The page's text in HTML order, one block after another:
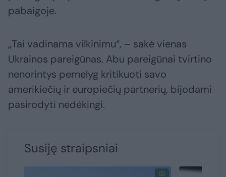
pabaigoje.
​„Tai vadinama vilkinimu“, – sakė vienas
Ukrainos pareigūnas. Abu pareigūnai tvirtino
nenorintys pernelyg kritikuoti savo
amerikiečių ir europiečių partnerių, bijodami
pasirodyti nedėkingi.
Susiję straipsniai